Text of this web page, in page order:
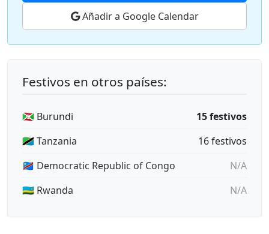
Añadir a Google Calendar
Festivos en otros países:
🇧🇮 Burundi
15 festivos
🇹🇿 Tanzania
16 festivos
🇨🇩 Democratic Republic of Congo
N/A
🇷🇼 Rwanda
N/A